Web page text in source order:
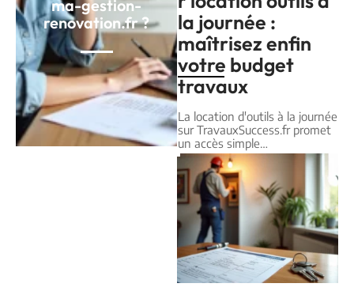
ma-gestion-
renovation.fr ?
la journée :
maîtrisez enfin
votre budget
travaux
La location d'outils à la journée
sur TravauxSuccess.fr promet
un accès simple…